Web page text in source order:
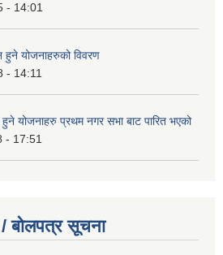
- 14:01
योजनाहरुको विवरण
- 14:11
योजनाहरु प्रथम नगर सभा बाट पारित भएको
- 17:51
बोलपत्र सूचना